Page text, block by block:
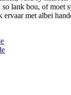
so lank bou, of moet
met albei